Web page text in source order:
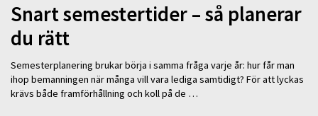
Snart semestertider – så planerar
du rätt
Semesterplanering brukar börja i samma fråga varje år: hur får man
ihop bemanningen när många vill vara lediga samtidigt? För att lyckas
krävs både framförhållning och koll på de …